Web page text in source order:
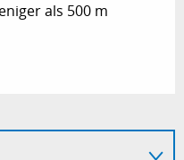
als 500 m